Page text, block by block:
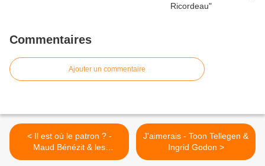
Commentaires
Ajouter un commentaire
< Il est où le patron ? -
Maud Bénézit & les
paysannes en polaire
J'aimerais - Toon Tellegen &
Ingrid Godon >